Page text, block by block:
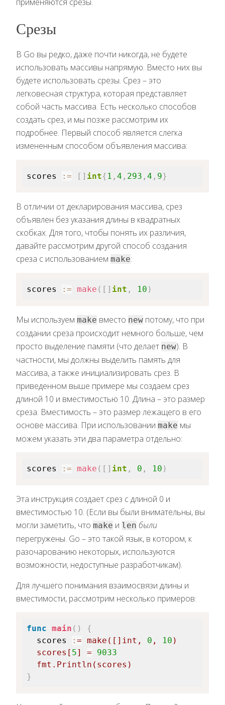
Срезы
В Go вы редко, даже почти никогда, не будете
использовать массивы напрямую. Вместо них вы
будете использовать срезы. Срез – это
легковесная структура, которая представляет
собой часть массива. Есть несколько способов
создать срез, и мы позже рассмотрим их
подробнее. Первый способ является слегка
измененным способом объявления массива:
scores := [ ] int{ 1 , 4 , 293 , 4 , 9}
В отличии от декларирования массива, срез
объявлен без указания длины в квадратных
скобках. Для того, чтобы понять их различия,
давайте рассмотрим другой способ создания
среза с использованием make:
scores := make ( [ ] int , 10 )
Мы используем make вместо new потому, что при
создании среза происходит немного больше, чем
просто выделение памяти (что делает new). В
частности, мы должны выделить память для
массива, а также инициализировать срез. В
приведенном выше примере мы создаем срез
длиной 10 и вместимостью 10. Длина – это размер
среза. Вместимость – это размер лежащего в его
основе массива. При использовании make мы
можем указать эти два параметра отдельно:
scores := make ( [ ] int , 0 , 10 )
Эта инструкция создает срез с длиной 0 и
вместимостью 10. (Если вы были внимательны, вы
могли заметить, что make и len были
перегружены. Go – это такой язык, в котором, к
разочарованию некоторых, используются
возможности, недоступные разработчикам).
Для лучшего понимания взаимосвязи длины и
вместимости, рассмотрим несколько примеров:
func main ( )
{
scores
: = make ( [ ] int , 0 , 10 )
  scores
[ 5] =
9033
  fmt
. Println ( scores )
}